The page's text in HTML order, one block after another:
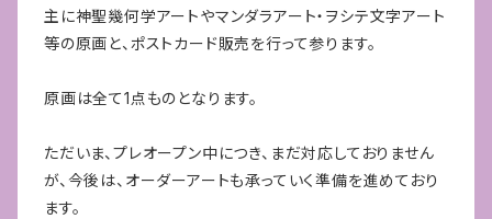
主に神聖幾何学アートやマンダラアート・ヲシテ文字アート
等の原画と、ポストカード販売を行って参ります。
原画は全て1点ものとなります。
ただいま、プレオープン中につき、まだ対応しておりません
が、今後は、オーダーアートも承っていく準備を進めており
ます。